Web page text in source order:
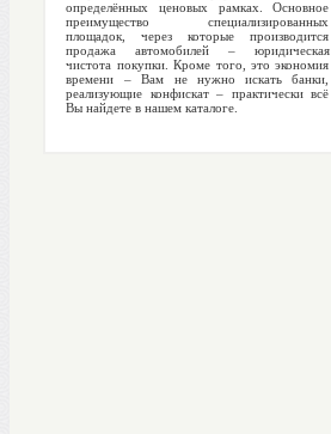
определённых ценовых рамках. Основное
преимущество специализированных
площадок, через которые производится
продажа автомобилей – юридическая
чистота покупки. Кроме того, это экономия
времени – Вам не нужно искать банки,
реализующие конфискат – практически всё
Вы найдете в нашем каталоге.